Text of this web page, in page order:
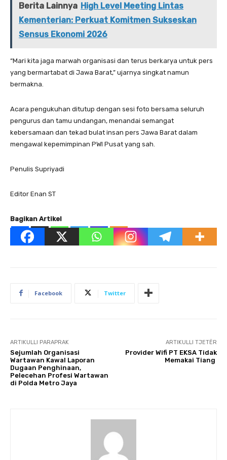
Berita Lainnya High Level Meeting Lintas
Kementerian: Perkuat Komitmen Sukseskan
Sensus Ekonomi 2026
“Mari kita jaga marwah organisasi dan terus berkarya untuk pers
yang bermartabat di Jawa Barat,” ujarnya singkat namun
bermakna.
Acara pengukuhan ditutup dengan sesi foto bersama seluruh
pengurus dan tamu undangan, menandai semangat
kebersamaan dan tekad bulat insan pers Jawa Barat dalam
mengawal kepemimpinan PWI Pusat yang sah.
Penulis Supriyadi
Editor Enan ST
Bagikan Artikel
Facebook Twitter
ARTIKULLI PARAPRAK
Sejumlah Organisasi
Wartawan Kawal Laporan
Dugaan Penghinaan,
Pelecehan Profesi Wartawan
di Polda Metro Jaya
ARTIKULLI TJETËR
Provider Wifi PT EKSA Tidak
Memakai Tiang